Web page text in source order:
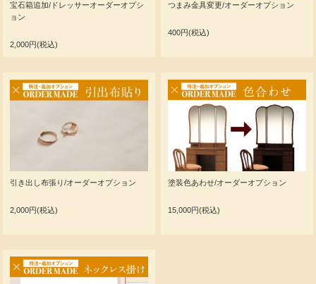
宝石箱追加/ドレッサーオーダーオプシ
ョン
2,000円(税込)
つまみ金具変更/オーダーオプション
400円(税込)
引き出し布張り/オーダーオプション
2,000円(税込)
塗装色あわせ/オーダーオプション
15,000円(税込)